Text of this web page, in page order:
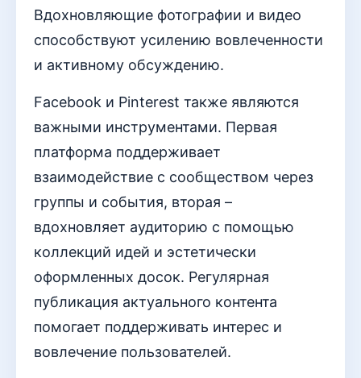
Вдохновляющие фотографии и видео
способствуют усилению вовлеченности
и активному обсуждению.
Facebook и Pinterest также являются
важными инструментами. Первая
платформа поддерживает
взаимодействие с сообществом через
группы и события, вторая –
вдохновляет аудиторию с помощью
коллекций идей и эстетически
оформленных досок. Регулярная
публикация актуального контента
помогает поддерживать интерес и
вовлечение пользователей.